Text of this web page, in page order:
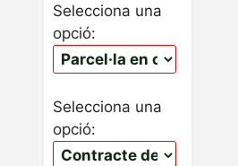
Selecciona una
opció:
Selecciona una
opció: